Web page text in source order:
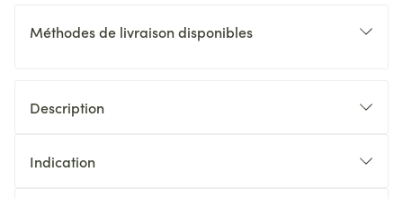
Méthodes de livraison disponibles
Description
Indication